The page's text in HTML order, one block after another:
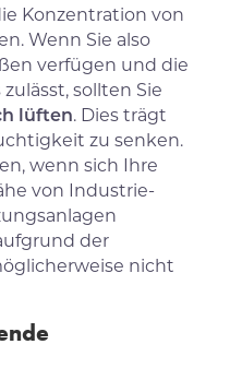
Konzentration von
Wenn Sie also
verfügen und die
sollten Sie
lüften. Dies trägt
zu senken.
wenn sich Ihre
von Industrie-
der
nicht